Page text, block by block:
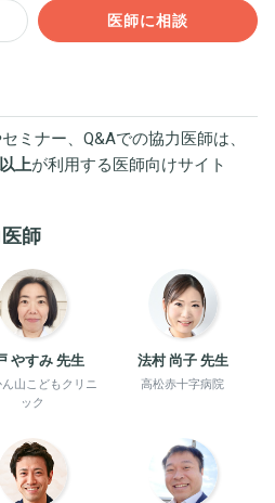
医師に相談
ミナー、Q&Aでの協力医師は、
上が利用する医師向けサイト
師
やすみ 先生
ん山こどもクリニ
ック
法村 尚子 先生
高松赤十字病院